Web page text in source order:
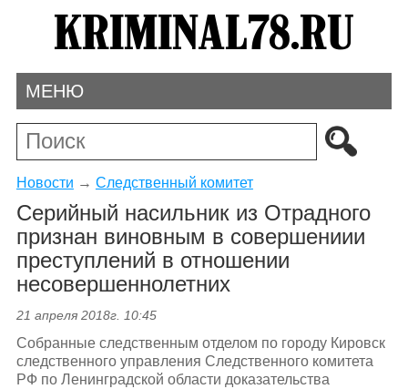
МЕНЮ
Новости → Следственный комитет
Серийный насильник из Отрадного
признан виновным в совершениии
преступлений в отношении
несовершеннолетних
21 апреля 2018г. 10:45
Собранные следственным отделом по городу Кировск
следственного управления Следственного комитета
РФ по Ленинградской области доказательства